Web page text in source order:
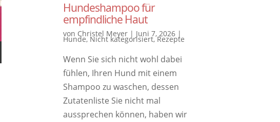
Hundeshampoo für
empfindliche Haut
von Christel Meyer| Juni 7, 2026|
Hunde, Nicht kategorisiert,Rezepte
Wenn Sie sich nicht wohl dabei
fühlen, Ihren Hund mit einem
Shampoo zu waschen, dessen
Zutatenliste Sie nicht mal
aussprechen können, haben wir